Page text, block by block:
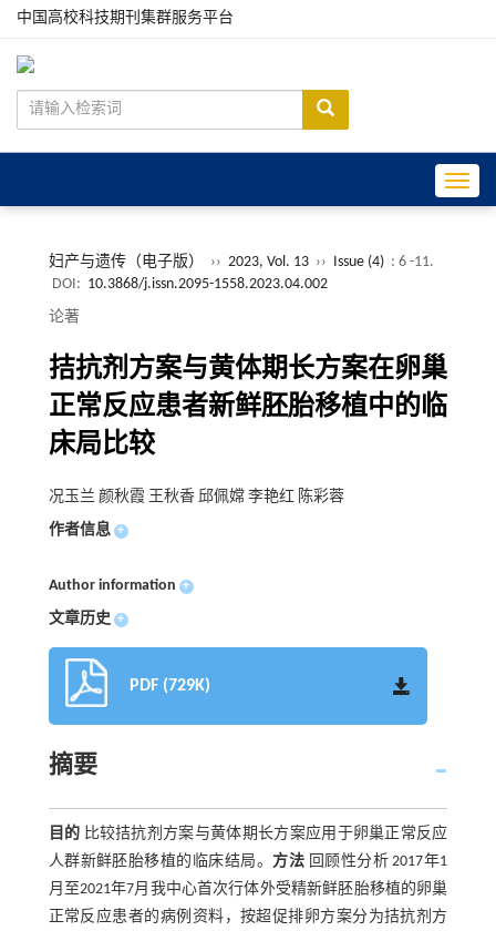
中国高校科技期刊集群服务平台
妇产与遗传（电子版） ›› 2023, Vol. 13 ›› Issue (4) : 6 -11.
DOI: 10.3868/j.issn.2095-1558.2023.04.002
论著
拮抗剂方案与黄体期长方案在卵巢
正常反应患者新鲜胚胎移植中的临
床局比较
况玉兰 颜秋霞 王秋香 邱佩嫦 李艳红 陈彩蓉
作者信息 +
Author information +
文章历史 +
PDF (729K)
摘要
目的 比较拮抗剂方案与黄体期长方案应用于卵巢正常反应
人群新鲜胚胎移植的临床结局。方法 回顾性分析 2017年1
月至2021年7月我中心首次行体外受精新鲜胚胎移植的卵巢
正常反应患者的病例资料，按超促排卵方案分为拮抗剂方